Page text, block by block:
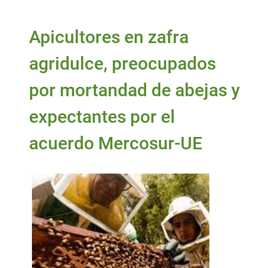
Apicultores en zafra
agridulce, preocupados
por mortandad de abejas y
expectantes por el
acuerdo Mercosur-UE